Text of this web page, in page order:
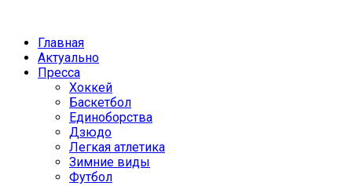
Главная
Актуально
Пресса
Хоккей
Баскетбол
Единоборства
Дзюдо
Легкая атлетика
Зимние виды
Футбол